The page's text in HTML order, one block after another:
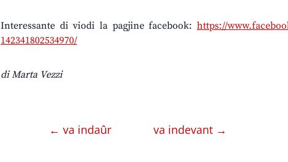
Interessante di viodi la pagjine facebook: https://
142341802534970/
di Marta Vezzi
← va indaûr va indevant →